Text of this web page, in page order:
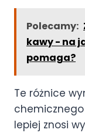
Polecamy:
kawy - na
pomaga?
Te różnice
lepiej znosi